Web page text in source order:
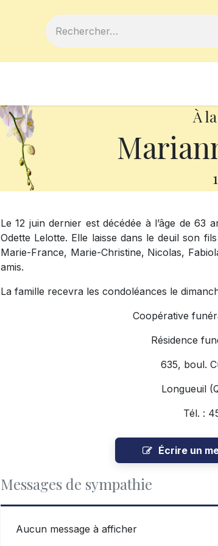
À
Le 12 juin dernier est décédée à l’âge de
Odette Lelotte. Elle laisse dans le deuil son
Marie-France, Marie-Christine, Nicolas,
amis.
La famille recevra les condoléances le
Coopérative
Résidence
635, boul.
Longueuil
Tél. :
Écrire un
Messages de sympathie
Aucun message à afficher